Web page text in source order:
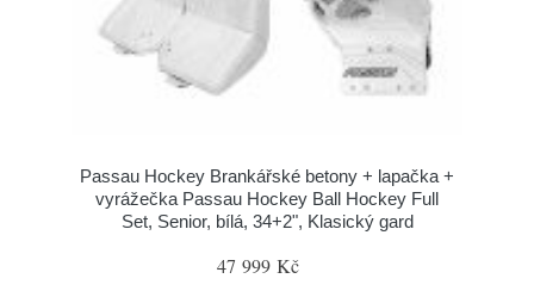
Passau Hockey Brankářské betony + lapačka +
vyrážečka Passau Hockey Ball Hockey Full
Set, Senior, bílá, 34+2", Klasický gard
47 999 Kč